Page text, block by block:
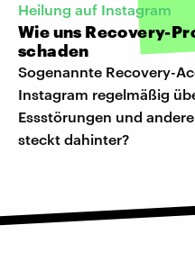
Heilung auf Instagram
Wie uns Recovery-
schaden
Sogenannte Recovery-
Instagram regelmäßig
Essstörungen und
steckt dahinter?